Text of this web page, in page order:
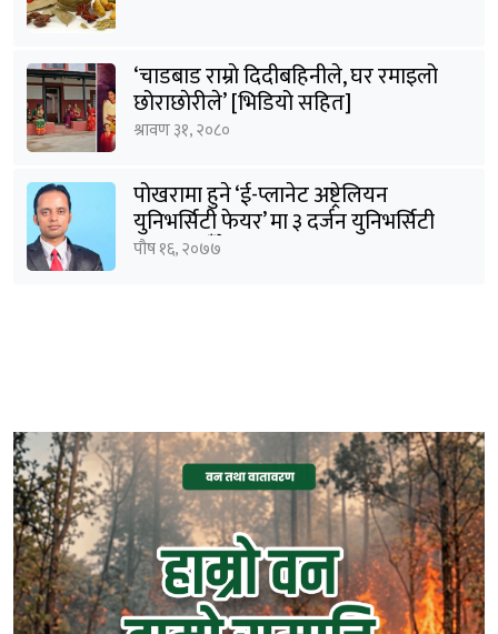
‘चाडबाड राम्राे दिदीबहिनीले, घर रमाइलो
छोराछाेरीले’ [भिडियो सहित]
श्रावण ३१, २०८०
पोखरामा हुने ‘ई-प्लानेट अष्ट्रेलियन
युनिभर्सिटी फेयर’ मा ३ दर्जन युनिभर्सिटी
सहभागी हुँदैछन् : शर्मा
पौष १६, २०७७